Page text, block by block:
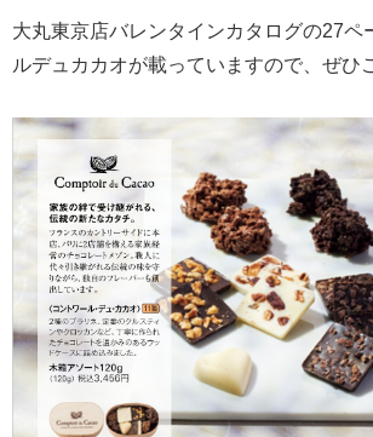
大丸東京店バレンタインカタログの27ペ
ルデュカカオが載っていますので、ぜひ